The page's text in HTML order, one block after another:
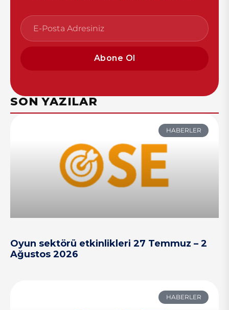
Abone Ol
SON YAZILAR
HABERLER
Oyun sektörü etkinlikleri 27 Temmuz – 2
Ağustos 2026
HABERLER